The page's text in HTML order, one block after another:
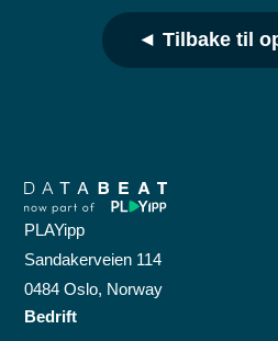
◄ Tilbake til
PLAYipp
Sandakerveien 114
0484 Oslo, Norway
Bedrift